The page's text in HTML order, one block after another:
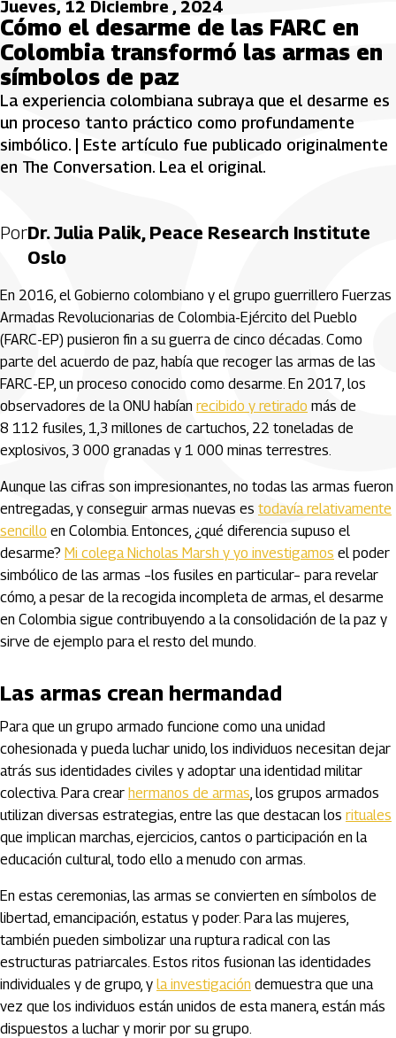
Jueves, 12 Diciembre , 2024
Cómo el desarme de las FARC en
Colombia transformó las armas en
símbolos de paz
La experiencia colombiana subraya que el desarme es
un proceso tanto práctico como profundamente
simbólico. | Este artículo fue publicado originalmente
en The Conversation. Lea el original.
PorDr. Julia Palik, Peace Research Institute
Oslo
En 2016, el Gobierno colombiano y el grupo guerrillero Fuerzas
Armadas Revolucionarias de Colombia-Ejército del Pueblo
(FARC-EP) pusieron fin a su guerra de cinco décadas. Como
parte del acuerdo de paz, había que recoger las armas de las
FARC-EP, un proceso conocido como desarme. En 2017, los
observadores de la ONU habían recibido y retirado más de
8 112 fusiles, 1,3 millones de cartuchos, 22 toneladas de
explosivos, 3 000 granadas y 1 000 minas terrestres.
Aunque las cifras son impresionantes, no todas las armas fueron
entregadas, y conseguir armas nuevas es todavía relativamente
sencillo en Colombia. Entonces, ¿qué diferencia supuso el
desarme? Mi colega Nicholas Marsh y yo investigamos el poder
simbólico de las armas –los fusiles en particular– para revelar
cómo, a pesar de la recogida incompleta de armas, el desarme
en Colombia sigue contribuyendo a la consolidación de la paz y
sirve de ejemplo para el resto del mundo.
Las armas crean hermandad
Para que un grupo armado funcione como una unidad
cohesionada y pueda luchar unido, los individuos necesitan dejar
atrás sus identidades civiles y adoptar una identidad militar
colectiva. Para crear hermanos de armas, los grupos armados
utilizan diversas estrategias, entre las que destacan los rituales
que implican marchas, ejercicios, cantos o participación en la
educación cultural, todo ello a menudo con armas.
En estas ceremonias, las armas se convierten en símbolos de
libertad, emancipación, estatus y poder. Para las mujeres,
también pueden simbolizar una ruptura radical con las
estructuras patriarcales. Estos ritos fusionan las identidades
individuales y de grupo, y la investigación demuestra que una
vez que los individuos están unidos de esta manera, están más
dispuestos a luchar y morir por su grupo.